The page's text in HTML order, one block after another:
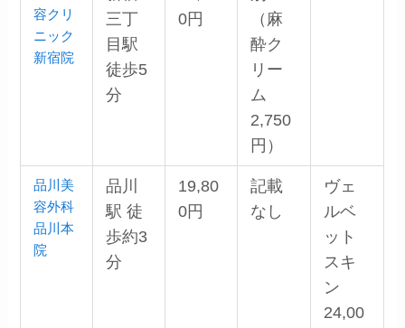
容クリ
ニック
新宿院
三丁
目駅
徒歩5
分
0円
（麻
酔ク
リー
ム
2,750
円）
品川美
容外科
品川本
院
品川
駅 徒
歩約3
分
19,80
0円
記載
なし
ヴェ
ルベ
ット
スキ
ン
24,00